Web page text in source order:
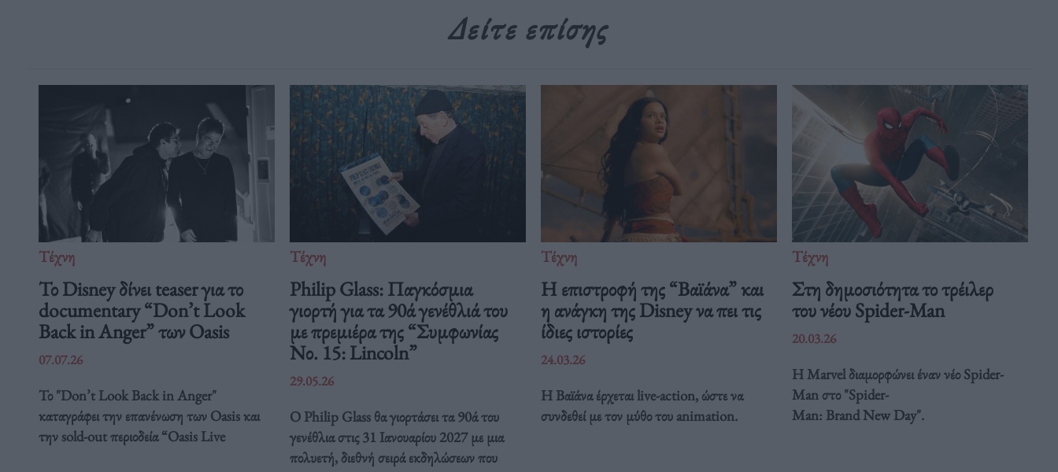
Δείτε επίσης
Τέχνη
Το Disney δίνει teaser για το
documentary “Don’t Look
Back in Anger” των Oasis
07.07.26
Το "Don’t Look Back in Anger"
καταγράφει την επανένωση των Oasis και
την sold-out περιοδεία “Oasis Live
Τέχνη
Philip Glass: Παγκόσμια
γιορτή για τα 90ά γενέθλιά του
με πρεμιέρα της “Συμφωνίας
Νο. 15: Lincoln”
29.05.26
Ο Philip Glass θα γιορτάσει τα 90ά του
γενέθλια στις 31 Ιανουαρίου 2027 με μια
πολυετή, διεθνή σειρά εκδηλώσεων που
Τέχνη
Η επιστροφή της “Βαϊάνα” και
η ανάγκη της Disney να πει τις
ίδιες ιστορίες
24.03.26
Η Βαϊάνα έρχεται live-action, ώστε να
συνδεθεί με τον μύθο του animation.
Τέχνη
Στη δημοσιότητα το τρέιλερ
του νέου Spider-Man
20.03.26
Η Marvel διαμορφώνει έναν νέο Spider-
Man στο "Spider-
Man: Brand New Day".